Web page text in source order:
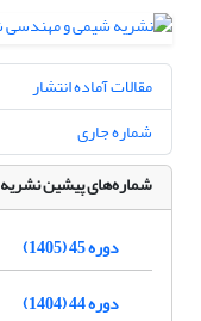
مقالات آماده انتشار
شماره جاری
شماره‌های پیشین نشریه
دوره 45 (1405)
دوره 44 (1404)